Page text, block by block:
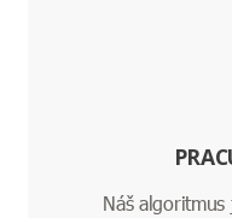
Náš